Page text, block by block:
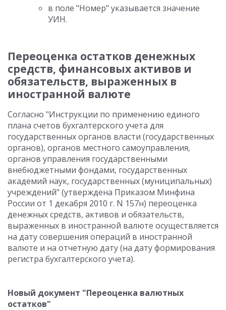
в поле "Номер" указывается значение
УИН.
Переоценка остатков денежных
средств, финансовых активов и
обязательств, выраженных в
иностранной валюте
Согласно "Инструкции по применению единого
плана счетов бухгалтерского учета для
государственных органов власти (государственных
органов), органов местного самоуправления,
органов управления государственными
внебюджетными фондами, государственных
академий наук, государственных (муниципальных)
учреждений" (утверждена Приказом Минфина
России от 1 декабря 2010 г. N 157н) переоценка
денежных средств, активов и обязательств,
выраженных в иностранной валюте осуществляется
на дату совершения операций в иностранной
валюте и на отчетную дату (на дату формирования
регистра бухгалтерского учета).
Новый документ "Переоценка валютных
остатков"